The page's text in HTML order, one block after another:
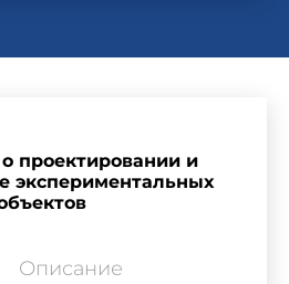
проектировании и
экспериментальных
Описание